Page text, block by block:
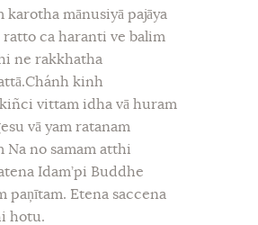
karotha mānusiyā pajāya
ratto ca haranti ve balim
ne rakkhatha
kinh
kiñci vittam idha vā huram
vā yam ratanam
Na no samam atthi
Idam’pi Buddhe
paņītam. Etena saccena
hotu.